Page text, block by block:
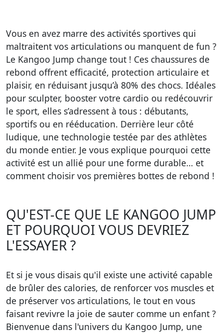
Vous en avez marre des activités sportives qui
maltraitent vos articulations ou manquent de fun ?
Le Kangoo Jump change tout ! Ces chaussures de
rebond offrent efficacité, protection articulaire et
plaisir, en réduisant jusqu’à 80% des chocs. Idéales
pour sculpter, booster votre cardio ou redécouvrir
le sport, elles s’adressent à tous : débutants,
sportifs ou en rééducation. Derrière leur côté
ludique, une technologie testée par des athlètes
du monde entier. Je vous explique pourquoi cette
activité est un allié pour une forme durable… et
comment choisir vos premières bottes de rebond !
QU'EST-CE QUE LE KANGOO JUMP
ET POURQUOI VOUS DEVRIEZ
L'ESSAYER ?
Et si je vous disais qu'il existe une activité capable
de brûler des calories, de renforcer vos muscles et
de préserver vos articulations, le tout en vous
faisant revivre la joie de sauter comme un enfant ?
Bienvenue dans l'univers du Kangoo Jump, une